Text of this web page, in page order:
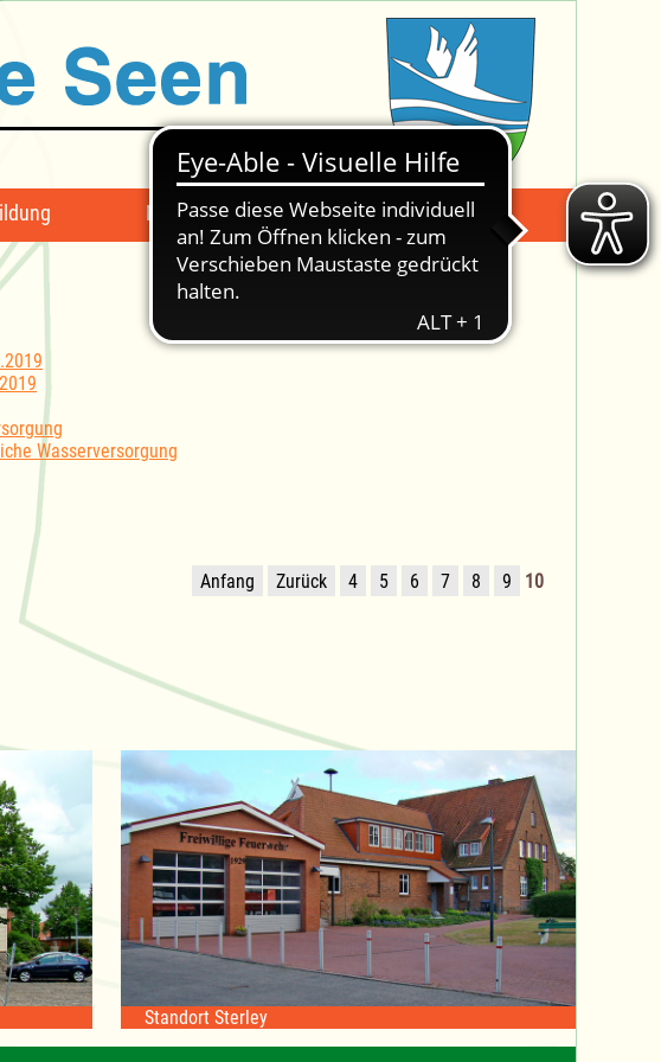
Mängelmeldung Suche -
Wasserversorgung
Anfang Zurück 4 5 6 7 8 9 10
Standort Sterley